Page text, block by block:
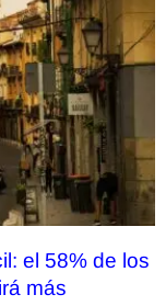
el 58% de los
más